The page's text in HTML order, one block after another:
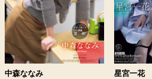
中森ななみ 星宮一花